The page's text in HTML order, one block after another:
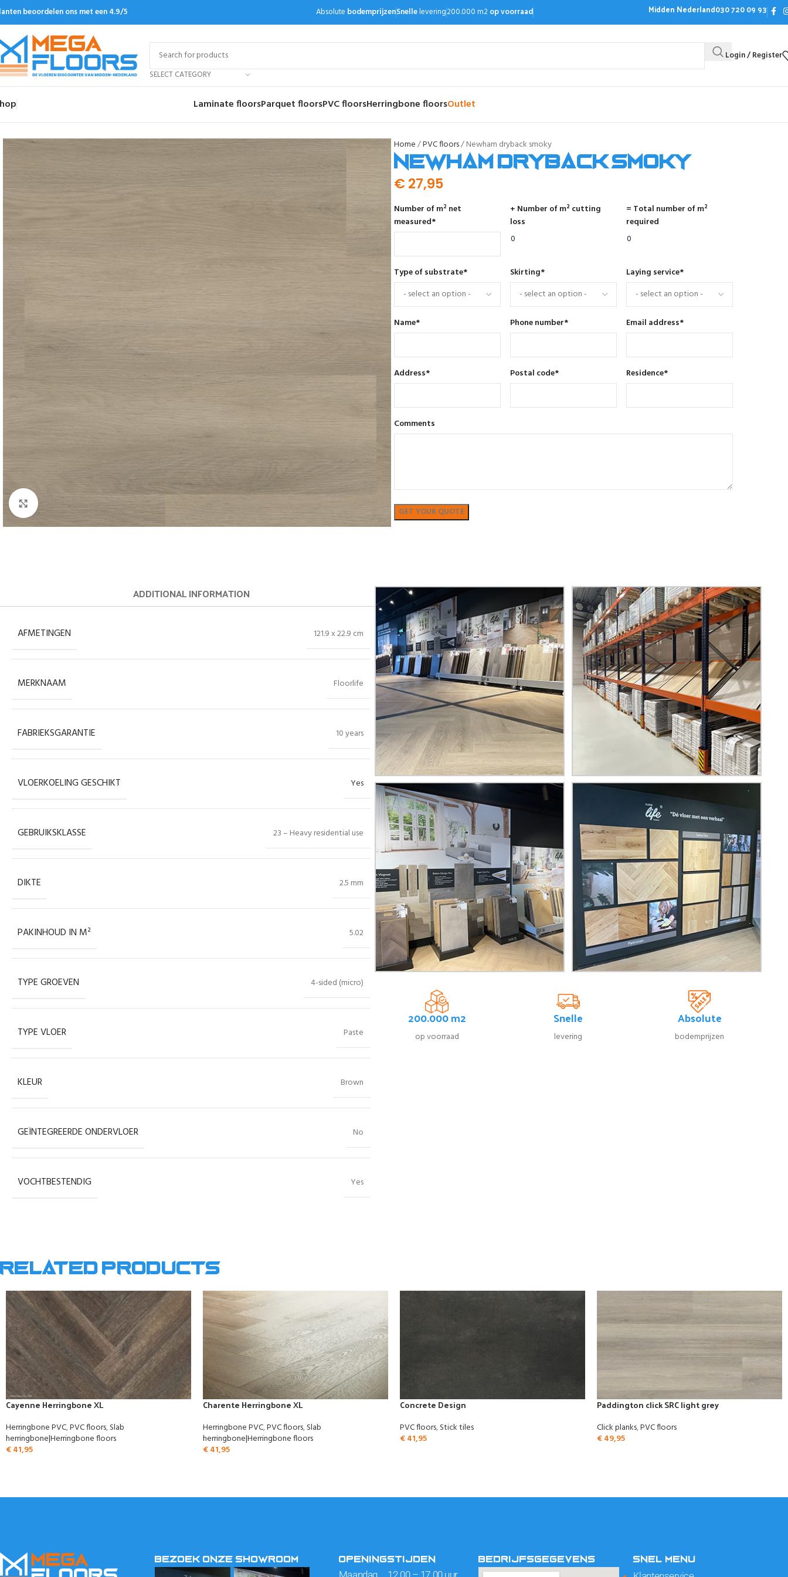
beoordelen ons met een 4.9/5 Absolute bodemprijzenSnellelevering200.000 m2op voorraad Midden Nederland030 720 09 93
SELECT CATEGORY
Login / Register
Laminate floorsParquet floorsPVC floorsHerringbone floorsOutlet
Home PVC floors Newham dryback smoky
Newham dryback smoky
€27,95
Number of m² net
measured*
+ Number of m² cutting
loss
= Total number of m²
required
Type of substrate* Skirting* Laying service*
Name* Phone number* Email address*
Address* Postal code* Residence*
Comments
Click to enlarge
ADDITIONAL INFORMATION
AFMETINGEN 121.9 x 22.9 cm
MERKNAAM Floorlife
FABRIEKSGARANTIE 10 years
VLOERKOELING GESCHIKT Yes
GEBRUIKSKLASSE 23 – Heavy residential use
DIKTE 2.5 mm
PAKINHOUD IN M² 5.02
TYPE GROEVEN 4-sided (micro)
TYPE VLOER Paste
KLEUR Brown
GEÏNTEGREERDE ONDERVLOER No
VOCHTBESTENDIG Yes
200.000 m2
op voorraad
Snelle
levering
Absolute
bodemprijzen
Related products
Cayenne Herringbone XL
Herringbone PVC,PVC floors,Slab
herringbone|Herringbone floors
€41,95
Charente Herringbone XL
Herringbone PVC,PVC floors,Slab
herringbone|Herringbone floors
€41,95
Concrete Design
PVC floors,Stick tiles
€41,95
Paddington click SRC light grey
Click planks,PVC floors
€49,95
BEZOEK ONZE SHOWROOM OPENINGSTIJDEN
Maandag 12.00 – 17.00 uur
BEDRIJFSGEGEVENS SNEL MENU